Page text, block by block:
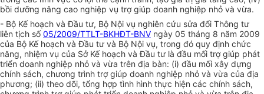
bồi dưỡng nâng cao nghiệp vụ trợ giúp doanh nghiệp nhỏ và vừa.
- Bộ Kế hoạch và Đầu tư, Bộ Nội vụ nghiên cứu sửa đổi Thông tư
liên tịch số05/2009/TTLT-BKHĐT-BNV ngày 05 tháng 8 năm 2009
của Bộ Kế hoạch và Đầu tư và Bộ Nội vụ, trong đó quy định chức
năng, nhiệm vụ của Sở Kế hoạch và Đầu tư là đầu mối trợ giúp phát
triển doanh nghiệp nhỏ và vừa trên địa bàn: (i) đầu mối xây dựng
chính sách, chương trình trợ giúp doanh nghiệp nhỏ và vừa của địa
phương; (ii) theo dõi, tổng hợp tình hình thực hiện các chính sách,